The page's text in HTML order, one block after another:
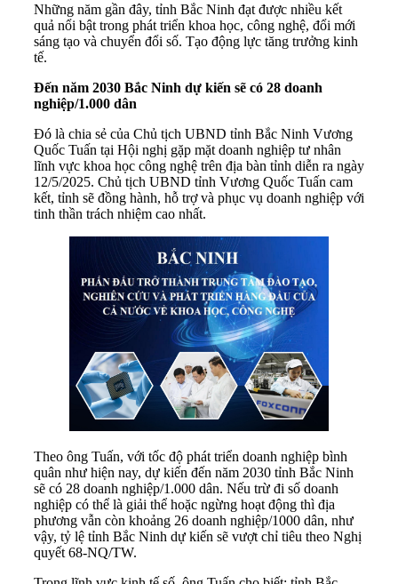
Những năm gần đây, tỉnh Bắc Ninh đạt được nhiều kết
quả nổi bật trong phát triển khoa học, công nghệ, đổi mới
sáng tạo và chuyển đổi số. Tạo động lực tăng trưởng kinh
tế.
Đến năm 2030 Bắc Ninh dự kiến sẽ có 28 doanh
nghiệp/1.000 dân
Đó là chia sẻ của Chủ tịch UBND tỉnh Bắc Ninh Vương
Quốc Tuấn tại Hội nghị gặp mặt doanh nghiệp tư nhân
lĩnh vực khoa học công nghệ trên địa bàn tỉnh diễn ra ngày
12/5/2025. Chủ tịch UBND tỉnh Vương Quốc Tuấn cam
kết, tỉnh sẽ đồng hành, hỗ trợ và phục vụ doanh nghiệp với
tinh thần trách nhiệm cao nhất.
Theo ông Tuấn, với tốc độ phát triển doanh nghiệp bình
quân như hiện nay, dự kiến đến năm 2030 tỉnh Bắc Ninh
sẽ có 28 doanh nghiệp/1.000 dân. Nếu trừ đi số doanh
nghiệp có thể là giải thể hoặc ngừng hoạt động thì địa
phương vẫn còn khoảng 26 doanh nghiệp/1000 dân, như
vậy, tỷ lệ tỉnh Bắc Ninh dự kiến sẽ vượt chỉ tiêu theo Nghị
quyết 68-NQ/TW.